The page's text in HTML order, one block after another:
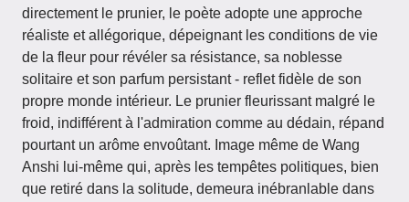
directement le prunier, le poète adopte une approche
réaliste et allégorique, dépeignant les conditions de vie
de la fleur pour révéler sa résistance, sa noblesse
solitaire et son parfum persistant - reflet fidèle de son
propre monde intérieur. Le prunier fleurissant malgré le
froid, indifférent à l'admiration comme au dédain, répand
pourtant un arôme envoûtant. Image même de Wang
Anshi lui-même qui, après les tempêtes politiques, bien
que retiré dans la solitude, demeura inébranlable dans